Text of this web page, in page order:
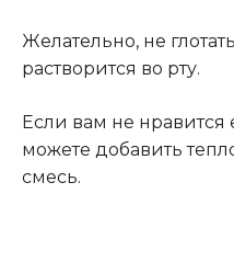
Желательно, не
растворится во рту.
Если вам не нравится
можете добавить
смесь.